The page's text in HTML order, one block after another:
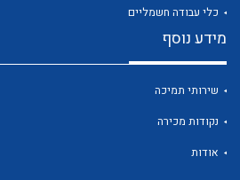
כלי עבודה חשמליים
מידע נוסף
שירותי תמיכה
נקודות מכירה
אודות